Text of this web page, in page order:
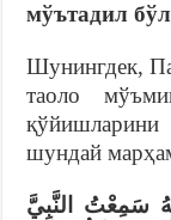
мўътадил
Шунингдек,
таоло
шундай
سَمِعْتُ النَّبِيَّ